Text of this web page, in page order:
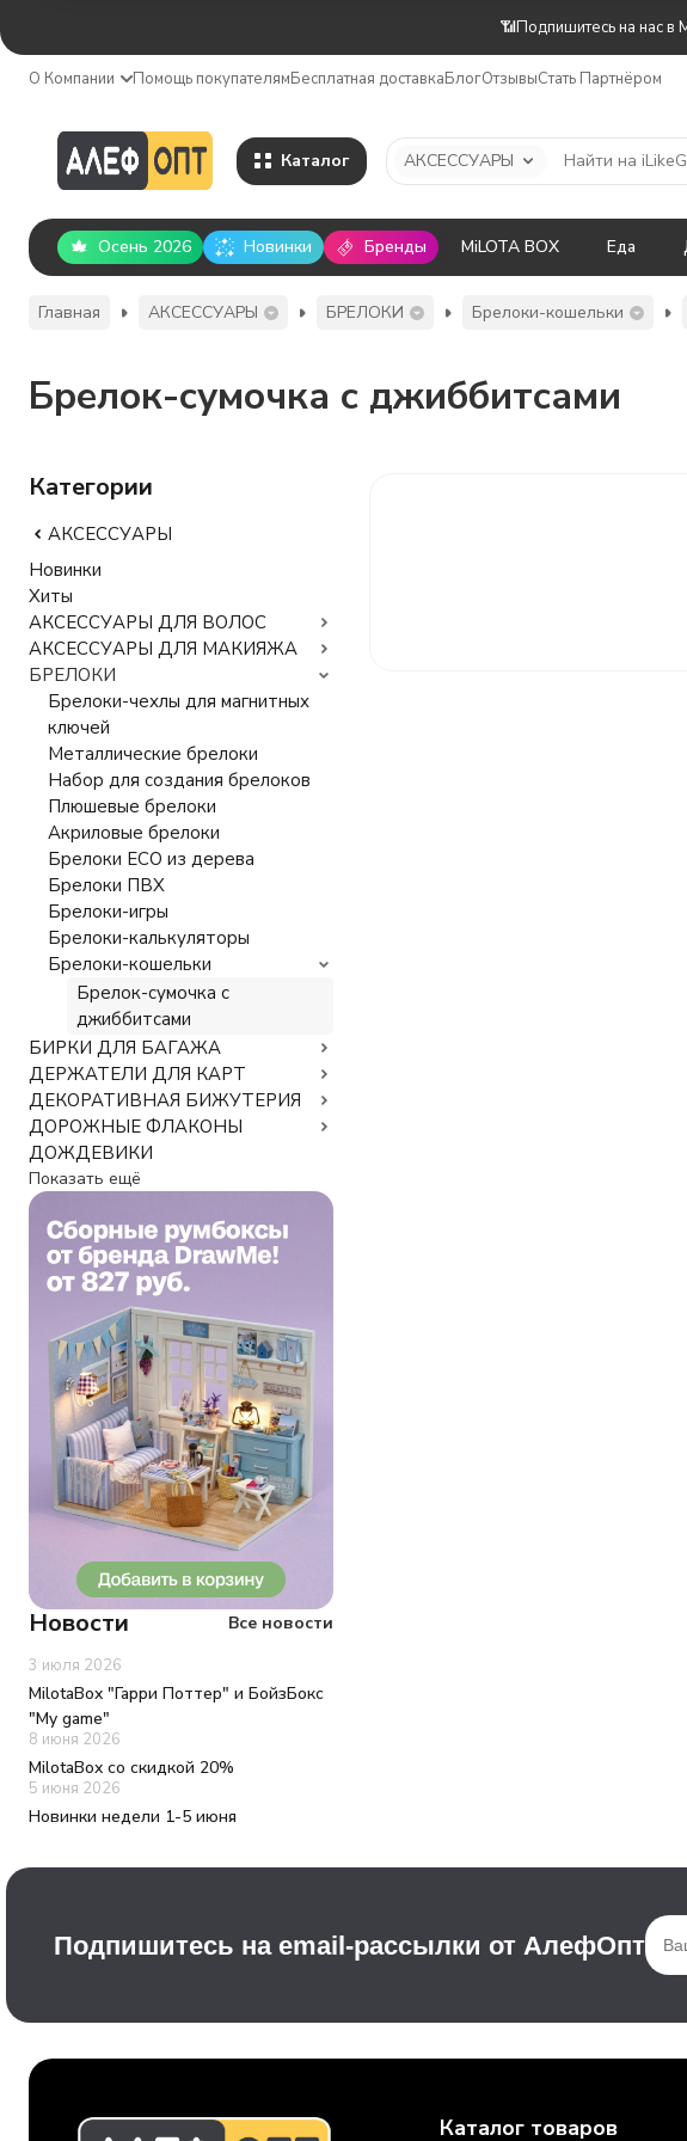
📶Подпишитесь на нас в
О Компании Помощь покупателямБесплатная доставкаБлогОтзывыСтать Партнёром
Каталог АКСЕССУАРЫ
Осень 2026 Новинки Бренды MiLOTA BOX Еда
Главная АКСЕССУАРЫ БРЕЛОКИ Брелоки-кошельки
Брелок-сумочка с джиббитсами
Категории
АКСЕССУАРЫ
Новинки
Хиты
АКСЕССУАРЫ ДЛЯ ВОЛОС
АКСЕССУАРЫ ДЛЯ МАКИЯЖА
БРЕЛОКИ
Брелоки-чехлы для магнитных
ключей
Металлические брелоки
Набор для создания брелоков
Плюшевые брелоки
Акриловые брелоки
Брелоки ECO из дерева
Брелоки ПВХ
Брелоки-игры
Брелоки-калькуляторы
Брелоки-кошельки
Брелок-сумочка с
джиббитсами
БИРКИ ДЛЯ БАГАЖА
ДЕРЖАТЕЛИ ДЛЯ КАРТ
ДЕКОРАТИВНАЯ БИЖУТЕРИЯ
ДОРОЖНЫЕ ФЛАКОНЫ
ДОЖДЕВИКИ
Показать ещё
Новости Все новости
3 июля 2026
MilotaBox "Гарри Поттер" и БойзБокс
"My game"
8 июня 2026
MilotaBox со скидкой 20%
5 июня 2026
Новинки недели 1-5 июня
Подпишитесь на email-рассылки от АлефОпт
Каталог товаров